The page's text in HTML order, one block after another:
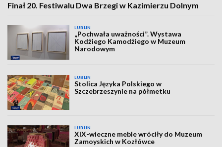
Finał 20. Festiwalu Dwa Brzegi w Kazimierzu Dolnym
LUBLIN
„Pochwała uważności”. Wystawa
Kodżiego Kamodżiego w Muzeum
Narodowym
LUBLIN
Stolica Języka Polskiego w
Szczebrzeszynie na półmetku
LUBLIN
XIX-wieczne meble wróciły do Muzeum
Zamoyskich w Kozłówce